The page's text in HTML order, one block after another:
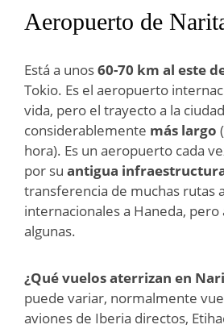
Aeropuerto de
Está a unos60-70 km al este
Tokio. Es el aeropuerto
vida, pero el trayecto a la
considerablemente más largo
hora). Es un aeropuerto cada
por su antigua
transferencia de muchas rutas
internacionales a Haneda,
algunas.
¿Qué vuelos aterrizan en
puede variar, normalmente
aviones de Iberia directos,